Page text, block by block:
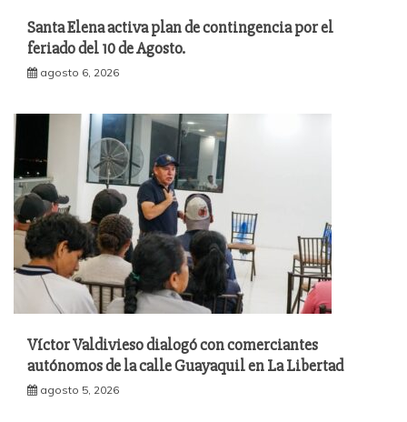
Santa Elena activa plan de contingencia por el
feriado del 10 de Agosto.
agosto 6, 2026
Víctor Valdivieso dialogó con comerciantes
autónomos de la calle Guayaquil en La Libertad
agosto 5, 2026